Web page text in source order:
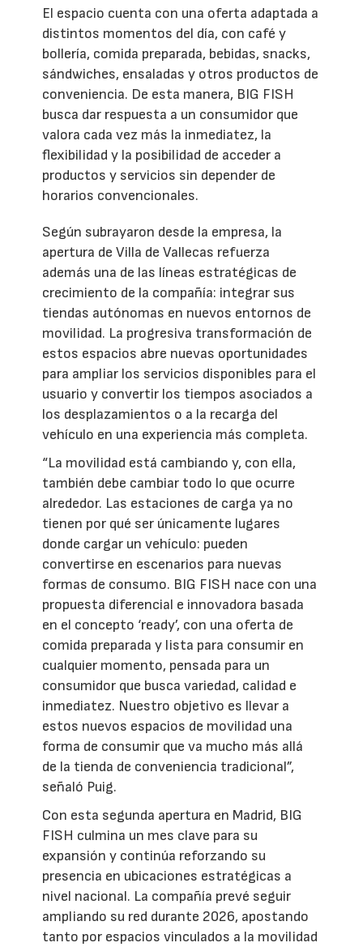
El espacio cuenta con una oferta adaptada a
distintos momentos del día, con café y
bollería, comida preparada, bebidas, snacks,
sándwiches, ensaladas y otros productos de
conveniencia. De esta manera, BIG FISH
busca dar respuesta a un consumidor que
valora cada vez más la inmediatez, la
flexibilidad y la posibilidad de acceder a
productos y servicios sin depender de
horarios convencionales.
Según subrayaron desde la empresa, la
apertura de Villa de Vallecas refuerza
además una de las líneas estratégicas de
crecimiento de la compañía: integrar sus
tiendas autónomas en nuevos entornos de
movilidad. La progresiva transformación de
estos espacios abre nuevas oportunidades
para ampliar los servicios disponibles para el
usuario y convertir los tiempos asociados a
los desplazamientos o a la recarga del
vehículo en una experiencia más completa.
“La movilidad está cambiando y, con ella,
también debe cambiar todo lo que ocurre
alrededor. Las estaciones de carga ya no
tienen por qué ser únicamente lugares
donde cargar un vehículo: pueden
convertirse en escenarios para nuevas
formas de consumo. BIG FISH nace con una
propuesta diferencial e innovadora basada
en el concepto ‘ready’, con una oferta de
comida preparada y lista para consumir en
cualquier momento, pensada para un
consumidor que busca variedad, calidad e
inmediatez. Nuestro objetivo es llevar a
estos nuevos espacios de movilidad una
forma de consumir que va mucho más allá
de la tienda de conveniencia tradicional”,
señaló Puig.
Con esta segunda apertura en Madrid, BIG
FISH culmina un mes clave para su
expansión y continúa reforzando su
presencia en ubicaciones estratégicas a
nivel nacional. La compañía prevé seguir
ampliando su red durante 2026, apostando
tanto por espacios vinculados a la movilidad